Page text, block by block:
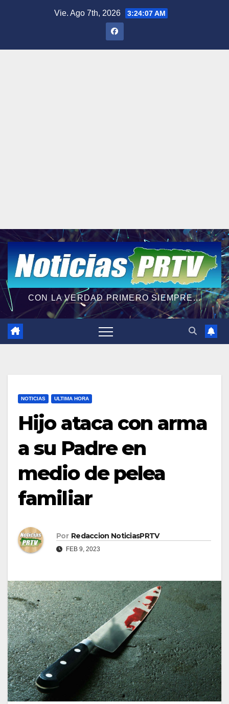
Vie. Ago 7th, 2026 3:24:07 AM
CON LA VERDAD PRIMERO SIEMPRE...
NOTICIAS ULTIMA HORA
Hijo ataca con arma
a su Padre en
medio de pelea
familiar
Por Redaccion NoticiasPRTV
FEB 9, 2023